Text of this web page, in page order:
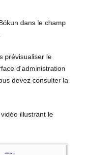
dans le champ
prévisualiser le
d'administration
devez consulter la
illustrant le